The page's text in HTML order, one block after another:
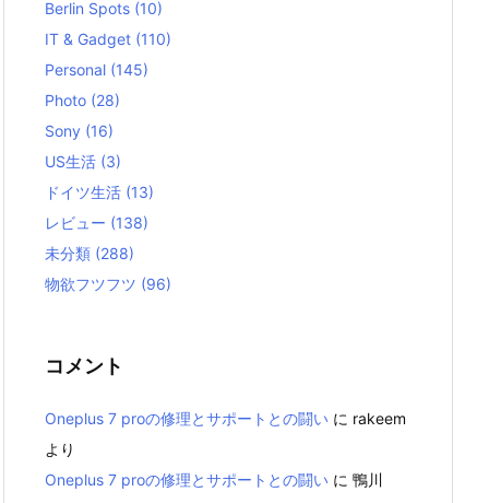
Berlin Spots (10)
IT & Gadget (110)
Personal (145)
Photo (28)
Sony (16)
US生活 (3)
ドイツ生活 (13)
レビュー (138)
未分類 (288)
物欲フツフツ (96)
コメント
Oneplus 7 proの修理とサポートとの闘い に rakeem
より
Oneplus 7 proの修理とサポートとの闘い に 鴨川